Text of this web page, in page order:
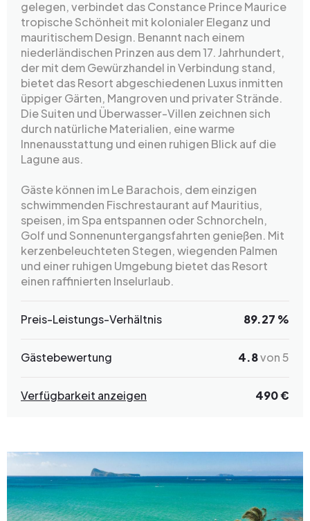
gelegen, verbindet das Constance Prince Maurice
tropische Schönheit mit kolonialer Eleganz und
mauritischem Design. Benannt nach einem
niederländischen Prinzen aus dem 17. Jahrhundert,
der mit dem Gewürzhandel in Verbindung stand,
bietet das Resort abgeschiedenen Luxus inmitten
üppiger Gärten, Mangroven und privater Strände.
Die Suiten und Überwasser-Villen zeichnen sich
durch natürliche Materialien, eine warme
Innenausstattung und einen ruhigen Blick auf die
Lagune aus.
Gäste können im Le Barachois, dem einzigen
schwimmenden Fischrestaurant auf Mauritius,
speisen, im Spa entspannen oder Schnorcheln,
Golf und Sonnenuntergangsfahrten genießen. Mit
kerzenbeleuchteten Stegen, wiegenden Palmen
und einer ruhigen Umgebung bietet das Resort
einen raffinierten Inselurlaub.
Preis-Leistungs-Verhältnis 89.27 %
Gästebewertung 4.8von 5
Verfügbarkeit anzeigen 490 €